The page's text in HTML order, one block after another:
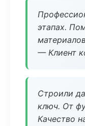
этапах.
— Клиент
Строили
ключ. От
Качество